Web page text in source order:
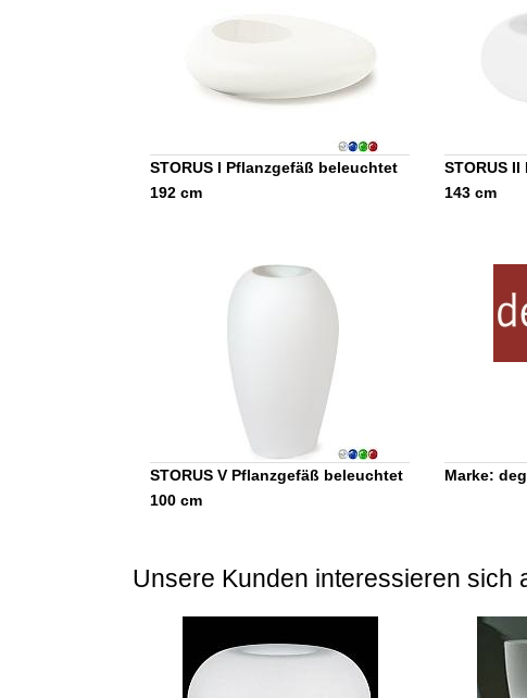
STORUS I Pflanzgefäß beleuchtet
192 cm
STORUS
143 cm
STORUS V Pflanzgefäß beleuchtet
100 cm
Marke:
Unsere Kunden interessieren sich